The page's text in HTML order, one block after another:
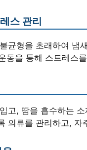
스 관리
균형을 초래하여 냄
동을 통해 스트레스
고, 땀을 흡수하는
의류를 관리하고, 자